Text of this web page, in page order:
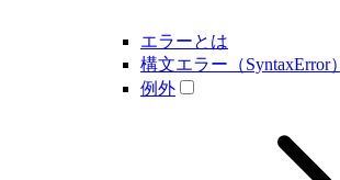
エラーとは
構文エラー（SyntaxError）
例外